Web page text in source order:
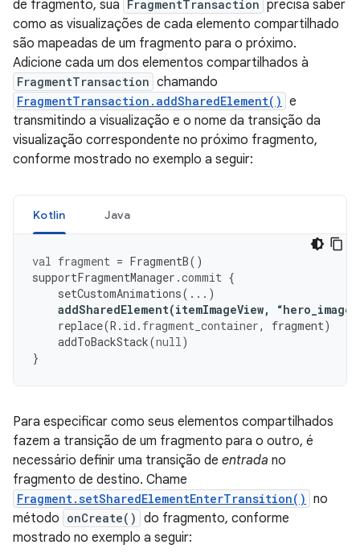
de fragmento, sua FragmentTransaction precisa saber
como as visualizações de cada elemento compartilhado
são mapeadas de um fragmento para o próximo.
Adicione cada um dos elementos compartilhados à
FragmentTransaction chamando
FragmentTransaction.addSharedElement() e
transmitindo a visualização e o nome da transição da
visualização correspondente no próximo fragmento,
conforme mostrado no exemplo a seguir:
Kotlin Java
val fragment = FragmentB()
supportFragmentManager .commit {
setCustomAnimations(...)
addSharedElement(itemImageView, “hero_image
replace(R . id . fragment_container, fragment)
addToBackStack(null)
}
Para especificar como seus elementos compartilhados
fazem a transição de um fragmento para o outro, é
necessário definir uma transição de entrada no
fragmento de destino. Chame
Fragment.setSharedElementEnterTransition() no
método onCreate() do fragmento, conforme
mostrado no exemplo a seguir: